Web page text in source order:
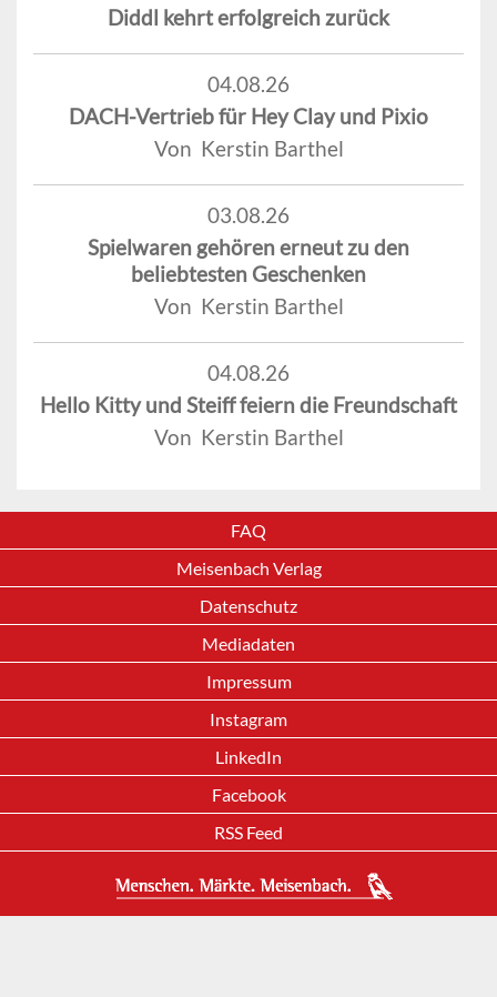
Diddl kehrt erfolgreich zurück
04.08.26
DACH-Vertrieb für Hey Clay und Pixio
Von Kerstin Barthel
03.08.26
Spielwaren gehören erneut zu den
beliebtesten Geschenken
Von Kerstin Barthel
04.08.26
Hello Kitty und Steiff feiern die Freundschaft
Von Kerstin Barthel
FAQ
Meisenbach Verlag
Datenschutz
Mediadaten
Impressum
Instagram
LinkedIn
Facebook
RSS Feed